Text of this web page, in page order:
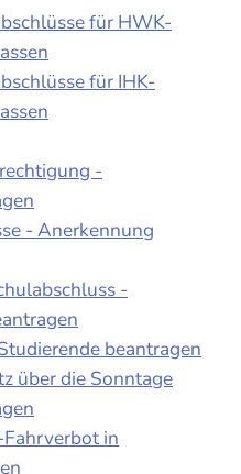
für HWK-
für IHK-
-
- Anerkennung
-
beantragen
über die Sonntage
in